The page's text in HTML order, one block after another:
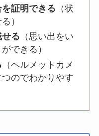
証明できる （状
）
る （思い出をい
できる）
（ヘルメットカメ
のでわかりやす